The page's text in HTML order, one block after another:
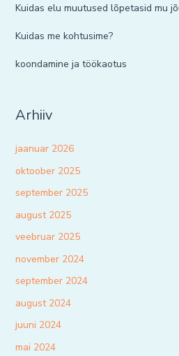
Kuidas elu muutused lõpetasid mu
Kuidas me kohtusime?
koondamine ja töökaotus
Arhiiv
jaanuar 2026
oktoober 2025
september 2025
august 2025
veebruar 2025
november 2024
september 2024
august 2024
juuni 2024
mai 2024